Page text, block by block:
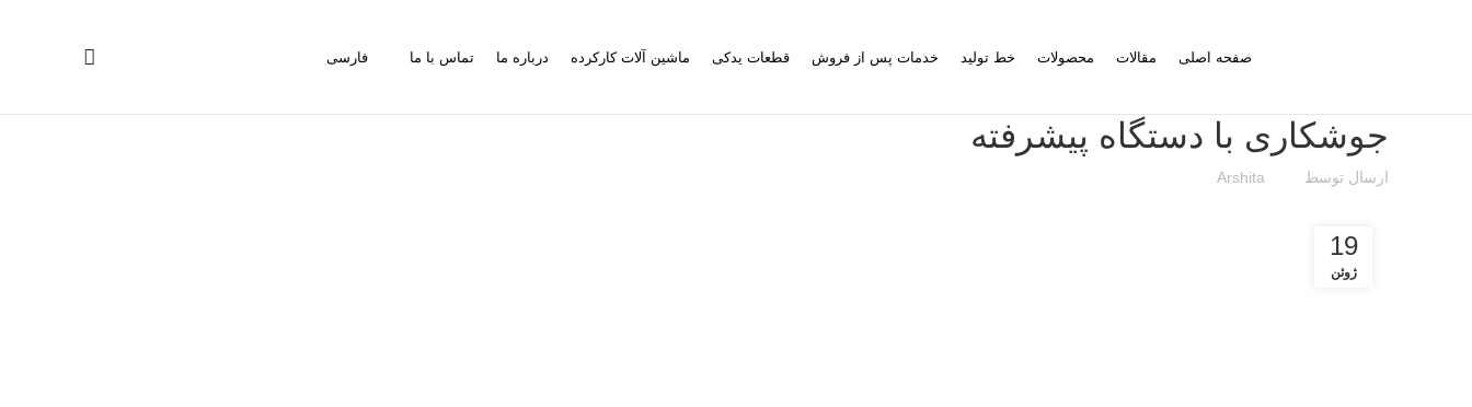
صفحه اصلی مقالات محصولات خط تولید خدمات پس از فروش قطعات یدکی ماشین آلات کارکرده درباره ما تماس با ما فارسی
جوشکاری با دستگاه پیشرفته
ارسال توسط Arshita
19
ژوئن